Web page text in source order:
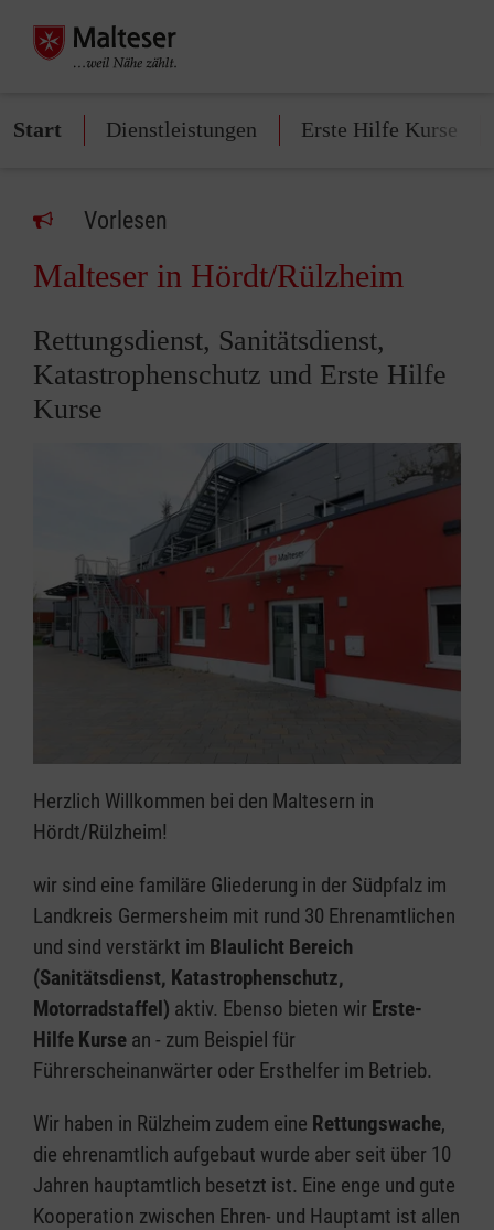
Start Dienstleistungen Erste Hilfe Kurse
Vorlesen
Malteser in Hördt/Rülzheim
Rettungsdienst, Sanitätsdienst,
Katastrophenschutz und Erste Hilfe
Kurse
Herzlich Willkommen bei den Maltesern in
Hördt/Rülzheim!
wir sind eine familäre Gliederung in der Südpfalz im
Landkreis Germersheim mit rund 30 Ehrenamtlichen
und sind verstärkt im Blaulicht Bereich
(Sanitätsdienst, Katastrophenschutz,
Motorradstaffel) aktiv. Ebenso bieten wir Erste-
Hilfe Kurse an - zum Beispiel für
Führerscheinanwärter oder Ersthelfer im Betrieb.
Wir haben in Rülzheim zudem eine Rettungswache,
die ehrenamtlich aufgebaut wurde aber seit über 10
Jahren hauptamtlich besetzt ist. Eine enge und gute
Kooperation zwischen Ehren- und Hauptamt ist allen